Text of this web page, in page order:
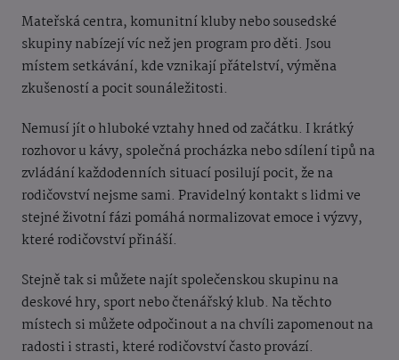
Mateřská centra, komunitní kluby nebo sousedské
skupiny nabízejí víc než jen program pro děti. Jsou
místem setkávání, kde vznikají přátelství, výměna
zkušeností a pocit sounáležitosti.
Nemusí jít o hluboké vztahy hned od začátku. I krátký
rozhovor u kávy, společná procházka nebo sdílení tipů na
zvládání každodenních situací posilují pocit, že na
rodičovství nejsme sami. Pravidelný kontakt s lidmi ve
stejné životní fázi pomáhá normalizovat emoce i výzvy,
které rodičovství přináší.
Stejně tak si můžete najít společenskou skupinu na
deskové hry, sport nebo čtenářský klub. Na těchto
místech si můžete odpočinout a na chvíli zapomenout na
radosti i strasti, které rodičovství často provází.